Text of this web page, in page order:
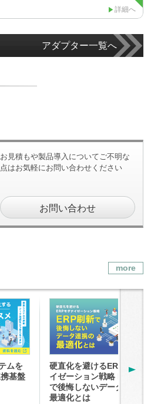
詳細へ
アダプター一覧へ
お見積もや製品導入についてご不明な
点はお気軽にお問い合わせください
お問い合わせ
more
ムを
基盤
硬直化を避けるERPモダナ
イゼーション戦略 ERP刷新
で後悔しないデータ連携の
最適化とは